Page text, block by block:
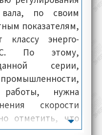
по своим
показателям,
классу энерго-
По этому,
серии,
промышленности,
нужна
скорости
отметить, что
Motori модели